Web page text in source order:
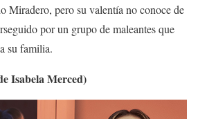
Miradero, pero su valentía no conoce de
por un grupo de maleantes que
su familia.
Isabela Merced)